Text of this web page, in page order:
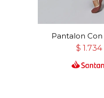
Pantalon Con
$ 1.734